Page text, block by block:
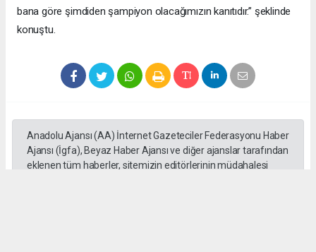
bana göre şimdiden şampiyon olacağımızın kanıtıdır.” şeklinde
konuştu.
Anadolu Ajansı (AA) İnternet Gazeteciler Federasyonu Haber
Ajansı (İgfa), Beyaz Haber Ajansı ve diğer ajanslar tarafından
eklenen tüm haberler, sitemizin editörlerinin müdahalesi